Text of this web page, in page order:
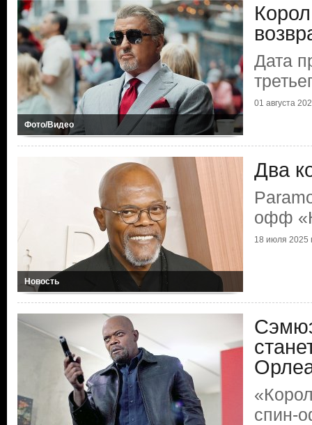
Фото/Видео
Дата
01 августа
Новость
Два
офф
18 июля 2025
спин-